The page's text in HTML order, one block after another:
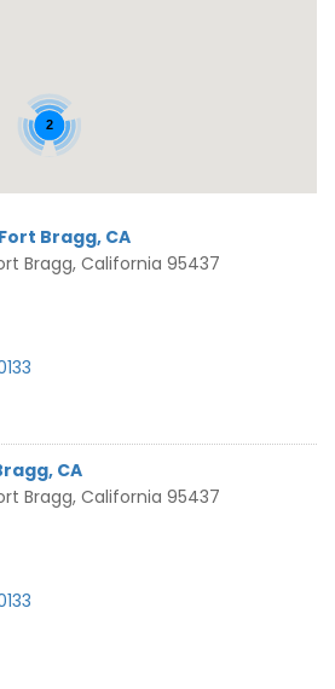
2
Bragg, CA
Bragg, California 95437
CA
Bragg, California 95437